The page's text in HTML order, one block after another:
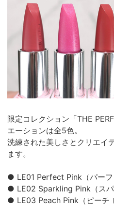
限定コレクション「THE
エーションは全5色。
洗練された美しさとクリエイ
ます。
● LE01 Perfect Pink（パーフ
● LE02 Sparkling Pink（スパ
● LE03 Peach Pink（ピーチ